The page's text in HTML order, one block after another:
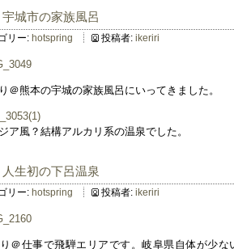
宇城市の家族風呂
リー: hotspring 投稿者: ikeriri
＠熊本の宇城の家族風呂にいってきました。
ア風？結構アルカリ系の温泉でした。
人生初の下呂温泉
リー: hotspring 投稿者: ikeriri
＠仕事で飛騨エリアです。岐阜県自体が少